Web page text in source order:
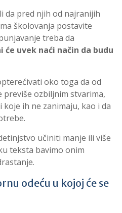
da pred njih od najranijih
školovanja postavite
treba da
će uvek naći način da budu
oko toga da od
previše ozbiljnim stvarima,
ih ne zanimaju, kao i da
učiniti manje ili više
teksta bavimo onim
odeću u kojoj će se